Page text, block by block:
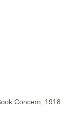
Concern, 1918